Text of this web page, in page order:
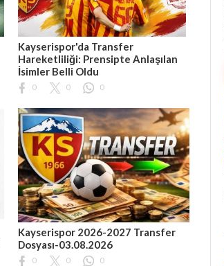
Kayserispor'da Transfer
Hareketliliği: Prensipte Anlaşılan
İsimler Belli Oldu
0 0 0
Kayserispor 2026-2027 Transfer
Dosyası-03.08.2026
0 0 0